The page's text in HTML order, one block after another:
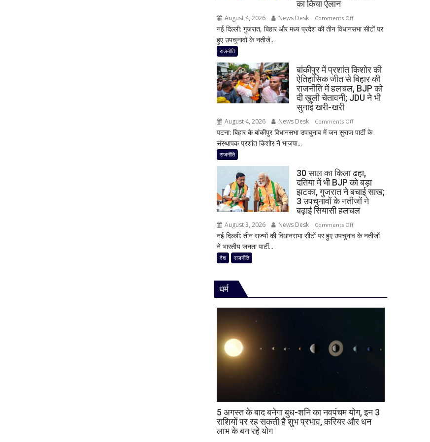
SIT
किसी
साधु-
संत
की
नहीं
मिली
का किया ऐलान
August 4, 2026 News Desk Comments Offon
2
गुजरात
में
जीत…
BJP
नवीन
का
पहला
रिएक्शन,
आत्ममंथन
का
किया
नई दिल्ली: गुजरात, बिहार और मध्य प्रदेश की तीन विधानसभा सीटों पर
हुए उपचुनावों के नतीजे...
राजनीति
बांकीपुर में प्रशांत किशोर की
ऐतिहासिक जीत से बिहार की
राजनीति में हलचल, BJP को
दी खुली चेतावनी; JDU ने भी
सुनाई खरी-खरी
August 4, 2026 News Desk Comments Offon
बांकीपुर
की
ऐतिहासिक
जीत
से
राजनीति
भी
पटना: बिहार के बांकीपुर विधानसभा उपचुनाव में जन सुराज पार्टी के
संस्थापक प्रशांत किशोर ने भाजपा...
राजनीति
30 साल का किला ढहा,
दतिया में भी BJP को बड़ा
झटका, गुजरात ने बचाई साख;
3 उपचुनावों के नतीजों ने
बढ़ाई सियासी हलचल
August 3, 2026 News Desk Comments Offon
30
में
झटका,
3
उपचुनावों
नई दिल्ली: तीन राज्यों की विधानसभा सीटों पर हुए उपचुनाव के नतीजों
ने भारतीय जनता पार्टी...
देश राजनीति
धर्म
5 अगस्त के बाद बनेगा बुध-शनि का नवपंचम योग, इन 3
राशियों पर रह सकती है शुभ प्रभाव, करियर और धन
लाभ के बन रहे योग